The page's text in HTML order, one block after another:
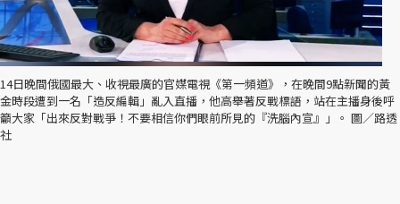
14日晚間俄國最大、收視最廣的官媒電視《第一頻道》，在晚間9點新聞的黃
金時段遭到一名「造反編輯」亂入直播，他高舉著反戰標語，站在主播身後呼
籲大家「出來反對戰爭！不要相信你們眼前所見的『洗腦內宣』」。 圖／路透
社